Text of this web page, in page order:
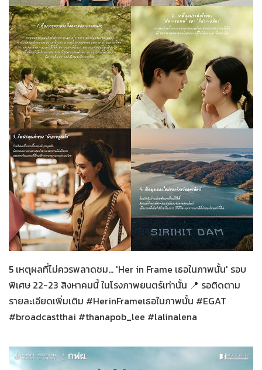
25-07-2569 Her in Frame
5 เหตุผลที่ไม่ควรพลาดชม... 'Her in Frame เธอในภาพนั้น' รอบ
พิเศษ 22-23 สิงหาคมนี้ ในโรงภาพยนตร์เท่านั้น 📍 รอติดตาม
รายละเอียดเพิ่มเติม #HerinFrameเธอในภาพนั้น #EGAT
#broadcastthai #thanapob_lee #lalinalena